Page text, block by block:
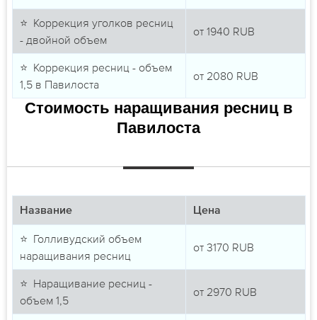
⭐ Коррекция уголков ресниц
- двойной объем
от 1940 RUB
⭐ Коррекция ресниц - объем
1,5 в Павилоста
от 2080 RUB
Стоимость наращивания ресниц в
Павилоста
Название Цена
⭐ Голливудский объем
наращивания ресниц
от 3170 RUB
⭐ Наращивание ресниц -
объем 1,5
от 2970 RUB